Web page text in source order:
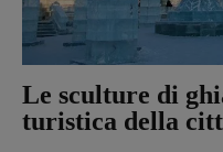
Le sculture di
turistica della